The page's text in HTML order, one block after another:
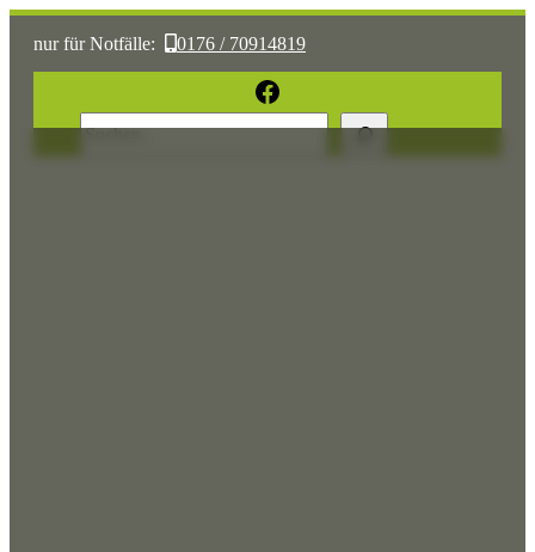
nur für Notfälle: 0176 / 70914819
Sonst: tierhilfe.wolfsburg@t-online.de
Facebook